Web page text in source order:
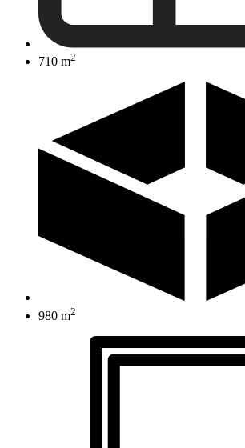
710 m2
980 m2